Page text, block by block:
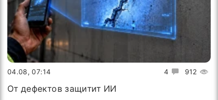
4 912
04.08, 07:14
От дефектов защитит ИИ